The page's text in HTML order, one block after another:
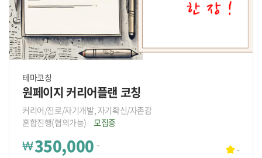
테마코칭
원페이지 커리어플랜 코칭
커리어/진로/자기개발, 자기확신/자존감
혼합진행(협의가능)
모집중
₩350,000 ~ -